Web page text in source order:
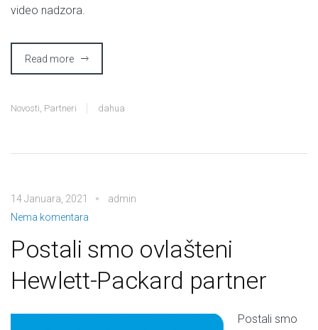
video nadzora.
Read more
Novosti, Partneri dahua
14 Januara, 2021
admin
Nema komentara
Postali smo ovlašteni
Hewlett-Packard partner
Postali smo